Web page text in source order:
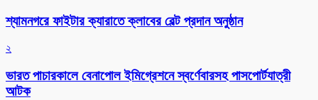
শ্যামনগরে ফাইটার ক্যারাতে ক্লাবের বেল্ট প্রদান অনুষ্ঠান
২
ভারত পাচারকালে বেনাপোল ইমিগ্রেশনে স্বর্ণেবারসহ পাসপোর্টযাত্রী
আটক